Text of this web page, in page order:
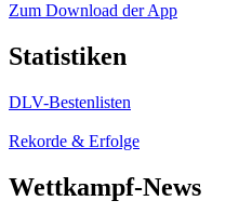
Zum Download der App
Statistiken
DLV-Bestenlisten
Rekorde & Erfolge
Wettkampf-News